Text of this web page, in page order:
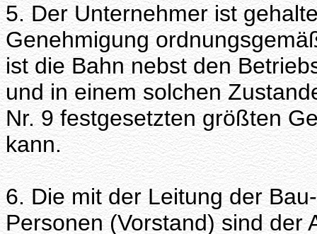
5. Der Unternehmer ist
Genehmigung
ist die Bahn nebst den
und in einem solchen
Nr. 9 festgesetzten größten
kann.
6. Die mit der Leitung der
Personen (Vorstand) sind der